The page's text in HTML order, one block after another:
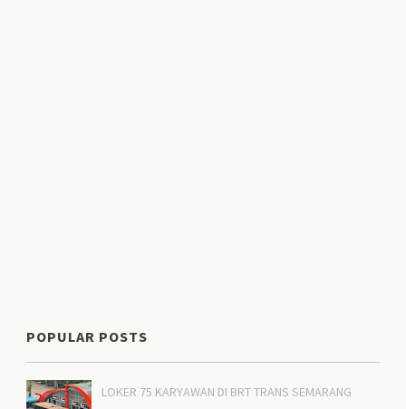
POPULAR POSTS
LOKER 75 KARYAWAN DI BRT TRANS SEMARANG